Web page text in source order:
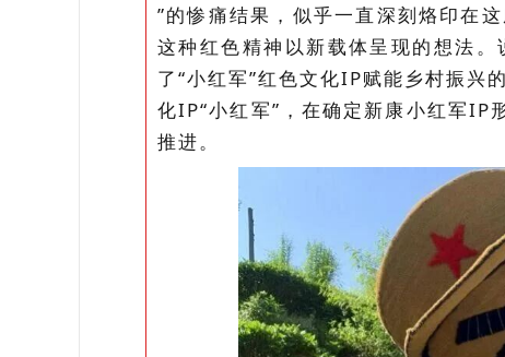
”的惨痛结果，似乎一直深刻烙印在
这种红色精神以新载体呈现的想法
了“小红军”红色文化IP赋能乡村振兴
化IP“小红军”，在确定新康小红军IP
推进。